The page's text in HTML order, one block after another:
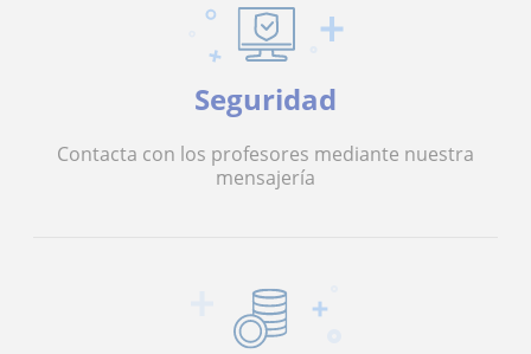
Seguridad
Contacta con los profesores mediante nuestra
mensajería